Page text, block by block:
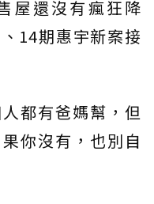
屋還沒有瘋狂降
14期惠宇新案接
都有爸媽幫，但
你沒有，也別自